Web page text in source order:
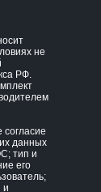
не
РФ.
данных
тип и
его
и